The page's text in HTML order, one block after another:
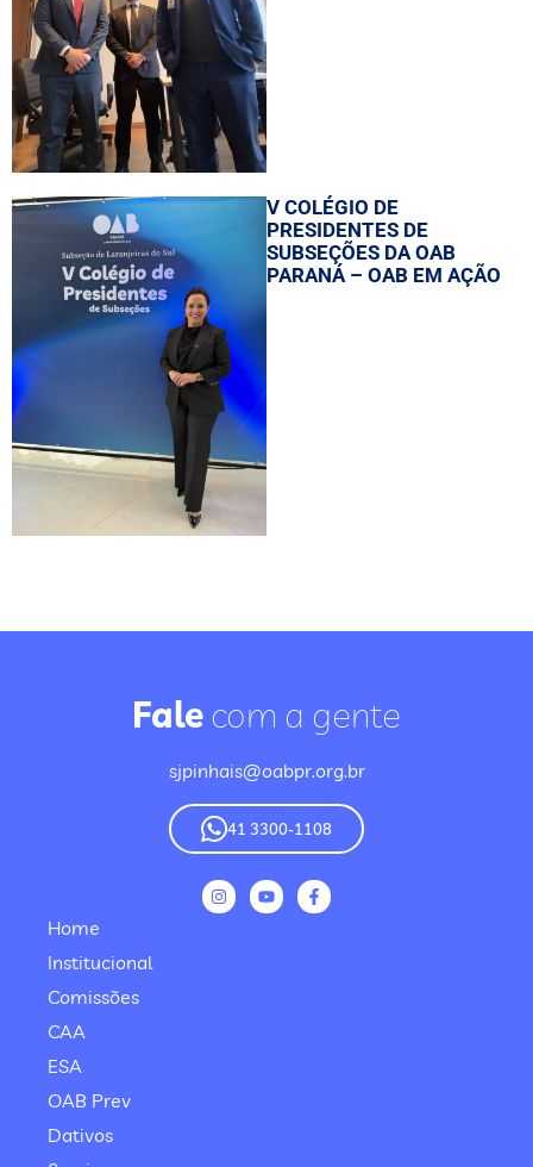
V COLÉGIO DE
PRESIDENTES DE
SUBSEÇÕES DA OAB
PARANÁ – OAB EM AÇÃO
Fale com a gente
sjpinhais@oabpr.org.br
41 3300-1108
Home
Institucional
Comissões
CAA
ESA
OAB Prev
Dativos